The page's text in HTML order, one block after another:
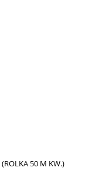
50 M KW.)